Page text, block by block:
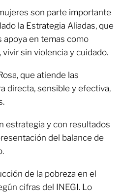
son parte importante
la Estrategia Aliadas, que
apoya en temas como
sin violencia y cuidado.
que atiende las
directa, sensible y efectiva,
estrategia y con resultados
del balance de
de la pobreza en el
cifras del INEGI. Lo